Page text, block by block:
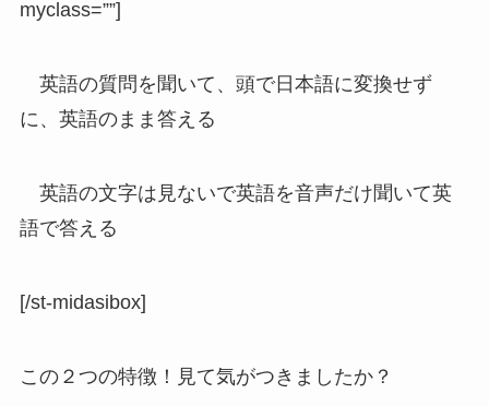
myclass=””]
英語の質問を聞いて、頭で日本語に変換せず
に、英語のまま答える
英語の文字は見ないで英語を音声だけ聞いて英
語で答える
[/st-midasibox]
この２つの特徴！見て気がつきましたか？